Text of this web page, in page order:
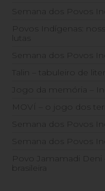
Semana dos Povos
Povos Indígenas:
lutas
Semana dos Povos
Talin – tabuleiro de
Jogo da memória –
MOVÍ – o jogo dos
Semana dos Povos
Semana dos Povos
Povo Jamamadi Deni
brasileira